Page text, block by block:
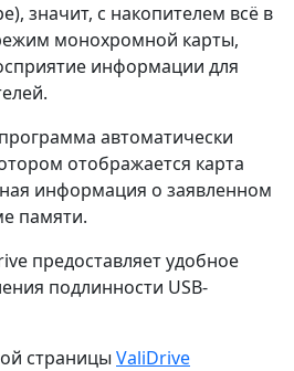
значит, с накопителем всё в
монохромной карты,
информации для
автоматически
отображается карта
информация о заявленном
памяти.
предоставляет удобное
подлинности USB-
страницы ValiDrive